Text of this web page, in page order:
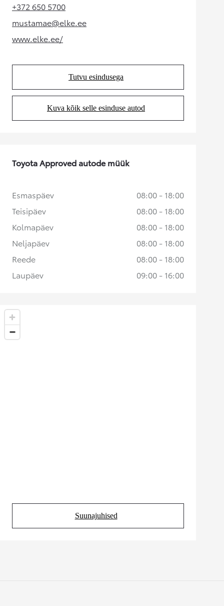
+372 650 5700(Opens in new tab)
mustamae@elke.ee
(Opens in new tab)
www.elke.ee/(Opens in new tab)
Tutvu esindusega
(Opens in new tab)
Kuva kõik selle esinduse autod
(Opens in new tab)
Suunajuhised
(Opens in new tab)
Toyota Approved autode müük
Esmaspäev
08:00 - 18:00
Teisipäev
08:00 - 18:00
Kolmapäev
08:00 - 18:00
Neljapäev
08:00 - 18:00
Reede
08:00 - 18:00
Laupäev
09:00 - 16:00